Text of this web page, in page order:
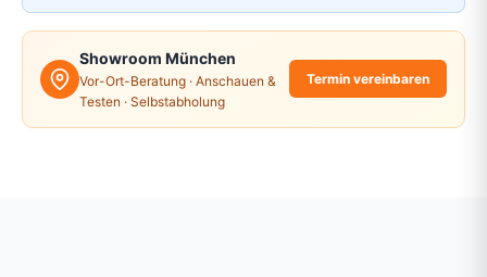
Showroom München
Vor-Ort-Beratung · Anschauen &
Testen · Selbstabholung
Termin vereinbaren